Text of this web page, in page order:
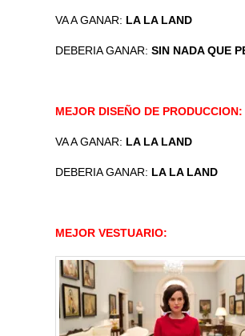
VA A GANAR: LA LA LAND
DEBERIA GANAR: SIN NADA QUE
MEJOR DISEÑO DE PRODUCCION:
VA A GANAR: LA LA LAND
DEBERIA GANAR: LA LA LAND
MEJOR VESTUARIO: